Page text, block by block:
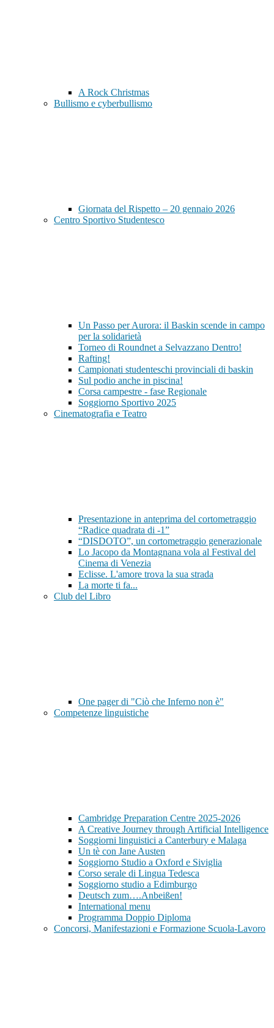
A Rock Christmas
Bullismo e cyberbullismo
Giornata del Rispetto – 20 gennaio 2026
Centro Sportivo Studentesco
Un Passo per Aurora: il Baskin scende in campo
per la solidarietà
Torneo di Roundnet a Selvazzano Dentro!
Rafting!
Campionati studenteschi provinciali di baskin
Sul podio anche in piscina!
Corsa campestre - fase Regionale
Soggiorno Sportivo 2025
Cinematografia e Teatro
Presentazione in anteprima del cortometraggio
“Radice quadrata di -1”
“DISDOTO”, un cortometraggio generazionale
Lo Jacopo da Montagnana vola al Festival del
Cinema di Venezia
Eclisse. L'amore trova la sua strada
La morte ti fa...
Club del Libro
One pager di "Ciò che Inferno non è"
Competenze linguistiche
Cambridge Preparation Centre 2025-2026
A Creative Journey through Artificial Intelligence
Soggiorni linguistici a Canterbury e Malaga
Un tè con Jane Austen
Soggiorno Studio a Oxford e Siviglia
Corso serale di Lingua Tedesca
Soggiorno studio a Edimburgo
Deutsch zum….Anbeißen!
International menu
Programma Doppio Diploma
Concorsi, Manifestazioni e Formazione Scuola-Lavoro